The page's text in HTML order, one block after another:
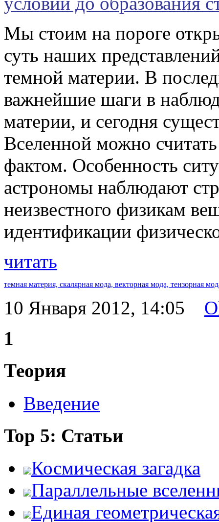
Мы стоим на пороге
суть наших
темной материи. В
важнейшие шаги в
материи, и сегодня
Вселенной можно
фактом. Особенность
астрономы наблюдают
неизвестного физикам
идентификации
читать
темная материя, скалярная мода, векторная мода, тензорная
10 Января 2012, 14:05
1
Теория
Введение
Top 5: Статьи
Космическая загадка
Параллельные
Единая